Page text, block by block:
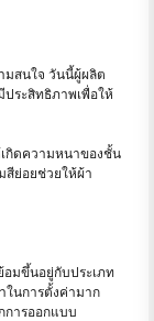
มสนใจ วันนี้ผู้ผลิต
ประสิทธิภาพเพื่อให้
กิดความหนาของชั้น
สีย่อยช่วยให้ผ้า
อมขึ้นอยู่กับประเภท
ในการตั้งค่ามาก
การออกแบบ